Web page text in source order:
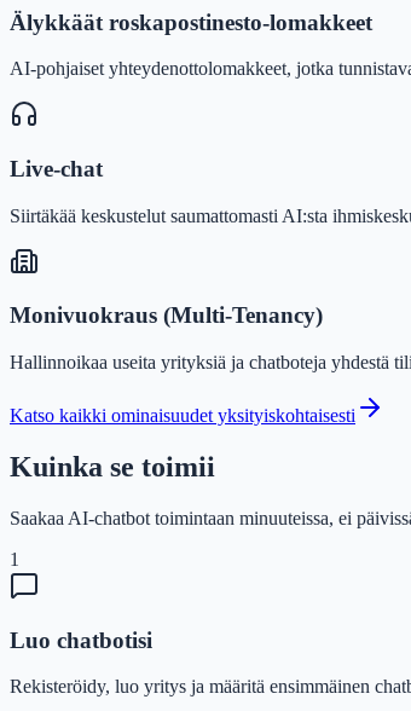
Älykkäät roskapostinesto-lomakkeet
AI-pohjaiset yhteydenottolomakkeet, jotka
Live-chat
Siirtäkää keskustelut saumattomasti AI:sta
Monivuokraus (Multi-Tenancy)
Hallinnoikaa useita yrityksiä ja chatboteja yhdestä
Katso kaikki ominaisuudet yksityiskohtaisesti
Kuinka se toimii
Saakaa AI-chatbot toimintaan minuuteissa, ei
1
Luo chatbotisi
Rekisteröidy, luo yritys ja määritä ensimmäinen